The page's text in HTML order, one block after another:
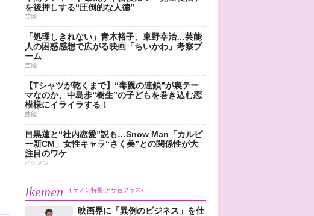
を後押しする“圧倒的な人徳”
芸能
「処理しきれない」青木裕子、東野幸治…芸能
人の困惑感想で広がる映画「ちいかわ」考察ブ
ーム
芸能
【Tシャツが乾くまで】“毒親の連鎖”が裏テー
マなのか、中島歩“樹生”の子どもを巻き込む恋
模様にイライラする！
芸能
目黒蓮と“社内恋愛”説も…Snow Man「カルビ
ー新CM」女性キャラ“さく美”との関係性が大
注目のワケ
イケメン
Ikemen イケメン特集(アサ芸プラス)
映画界に「異例のビジネス」を仕